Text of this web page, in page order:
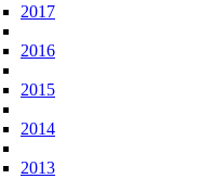
2017
2016
2015
2014
2013